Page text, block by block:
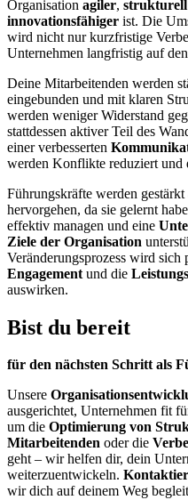
Organisation agiler,
innovationsfähiger ist. Die
wird nicht nur kurzfristige
Unternehmen langfristig auf
Deine Mitarbeitenden werden
eingebunden und mit klaren
werden weniger Widerstand
stattdessen aktiver Teil des
einer verbesserten
werden Konflikte reduziert und
Führungskräfte werden
hervorgehen, da sie gelernt
effektiv managen und eine
Ziele der Organisation
Veränderungsprozess wird sich
Engagement und die
auswirken.
Bist du bereit
für den nächsten Schritt als
Unsere
ausgerichtet, Unternehmen fit
um die Optimierung von
Mitarbeitenden oder die
geht – wir helfen dir, dein
weiterzuentwickeln.
wir dich auf deinem Weg